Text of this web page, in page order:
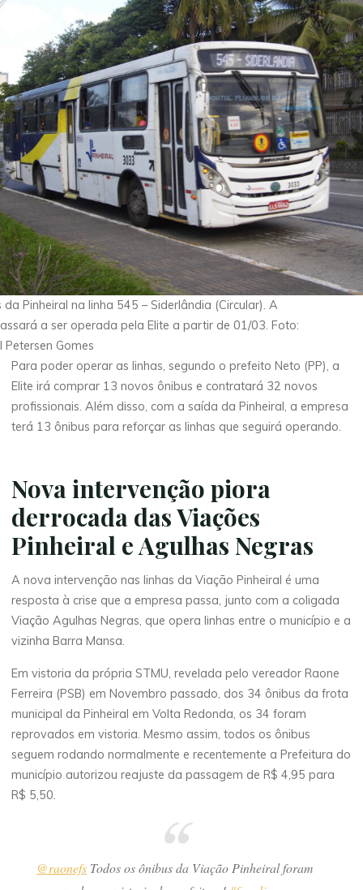
da Pinheiral na linha 545 – Siderlândia (Circular). A
a ser operada pela Elite a partir de 01/03. Foto:
Petersen Gomes
Para poder operar as linhas, segundo o prefeito Neto (PP), a
Elite irá comprar 13 novos ônibus e contratará 32 novos
profissionais. Além disso, com a saída da Pinheiral, a empresa
terá 13 ônibus para reforçar as linhas que seguirá operando.
Nova intervenção piora
derrocada das Viações
Pinheiral e Agulhas Negras
A nova intervenção nas linhas da Viação Pinheiral é uma
resposta à crise que a empresa passa, junto com a coligada
Viação Agulhas Negras, que opera linhas entre o município e a
vizinha Barra Mansa.
Em vistoria da própria STMU, revelada pelo vereador Raone
Ferreira (PSB) em Novembro passado, dos 34 ônibus da frota
municipal da Pinheiral em Volta Redonda, os 34 foram
reprovados em vistoria. Mesmo assim, todos os ônibus
seguem rodando normalmente e recentemente a Prefeitura do
município autorizou reajuste da passagem de R$ 4,95 para
R$ 5,50.
@raonefs Todos os ônibus da Viação Pinheiral foram